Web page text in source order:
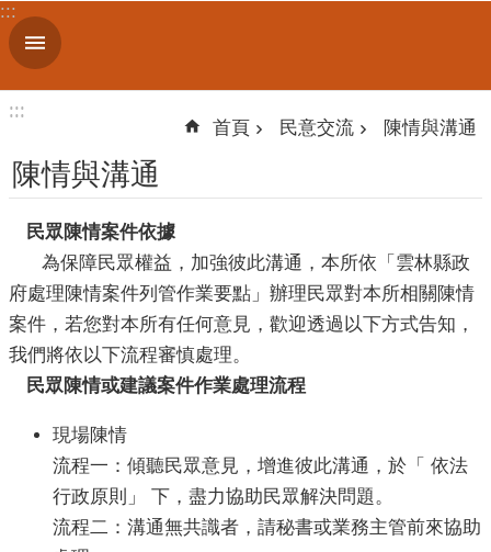
跳到主要內容區塊
進
階
認
我
們
訊
息
公
:::
:::
:::
首頁 民意交流 陳情與溝通
陳情與溝通
民眾陳情案件依據
為保障民眾權益，加強彼此溝通，本所依「雲林縣政
府處理陳情案件列管作業要點」辦理民眾對本所相關陳情
案件，若您對本所有任何意見，歡迎透過以下方式告知，
我們將依以下流程審慎處理。
民眾陳情或建議案件作業處理流程
現場陳情
流程一：傾聽民眾意見，增進彼此溝通，於「 依法
行政原則」 下，盡力協助民眾解決問題。
流程二：溝通無共識者，請秘書或業務主管前來協助